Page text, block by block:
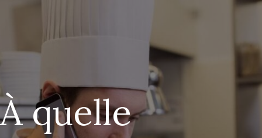
À quelle